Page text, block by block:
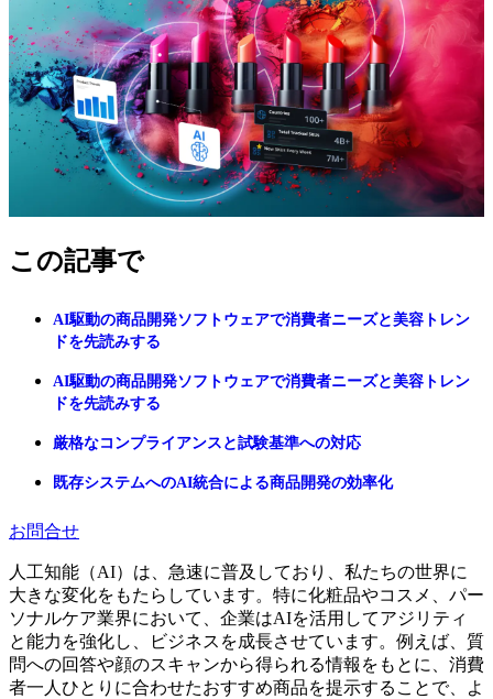
この記事で
AI駆動の商品開発ソフトウェアで消費者ニーズと美容トレン
ドを先読みする
AI駆動の商品開発ソフトウェアで消費者ニーズと美容トレン
ドを先読みする
厳格なコンプライアンスと試験基準への対応
既存システムへのAI統合による商品開発の効率化
お問合せ
人工知能（AI）は、急速に普及しており、私たちの世界に
大きな変化をもたらしています。特に化粧品やコスメ、パー
ソナルケア業界において、企業はAIを活用してアジリティ
と能力を強化し、ビジネスを成長させています。例えば、質
問への回答や顔のスキャンから得られる情報をもとに、消費
者一人ひとりに合わせたおすすめ商品を提示することで、よ